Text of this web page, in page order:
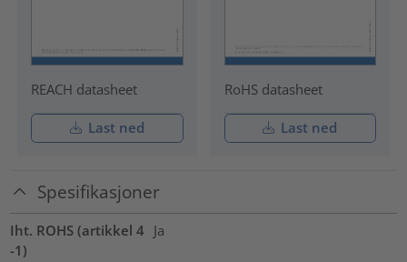
REACH datasheet
Last ned
RoHS datasheet
Last ned
Spesifikasjoner
Iht. ROHS (artikkel 4
-1)
Ja